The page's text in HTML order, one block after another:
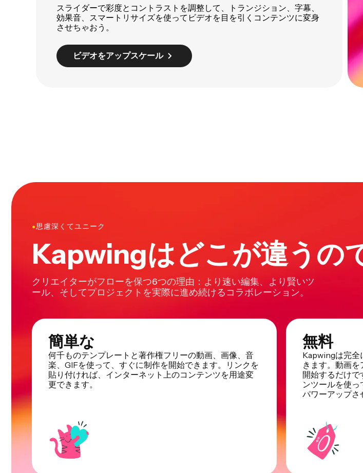
スライダーで彩度とコントラストを調整して、トランジション、字幕、
効果音、スマートリサイズを使ってビデオを目を引くコンテンツに変身
させちゃおう。
ビデオをアップスケール
●思慮深くてユニーク
Kapwingはどこが違うの
クリエイターがフローを保つ6つの理由：より速い編集、より賢いツ
ール、そしてプロジェクトを実際に進め続けるコラボレーション。
簡単な
何千ものテンプレートと著作権フリーの動画、画像、音
楽、GIFを使って、すぐに制作を開始できます。リンクを
貼り付ければ、インターネット上のコンテンツを用途変
更できます。
無料
Kapwingは完全
きます。動画
開始するだけで
ンツールを使
パワーアップさ